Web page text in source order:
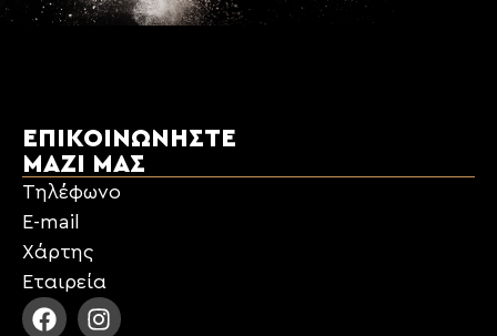
ΕΠΙΚΟΙΝΩΝΉΣΤΕ
ΜΑΖΊ ΜΑΣ
Τηλέφωνο
E-mail
Χάρτης
Εταιρεία